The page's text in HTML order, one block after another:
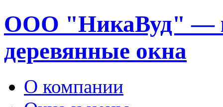
ООО "НикаВуд" —
деревянные окна
О компании